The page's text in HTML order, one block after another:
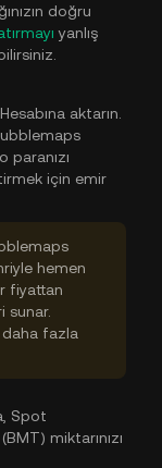
doğru
yanlış
aktarın.
için emir
hemen
fiyattan
sunar.
daha fazla
Spot
miktarınızı